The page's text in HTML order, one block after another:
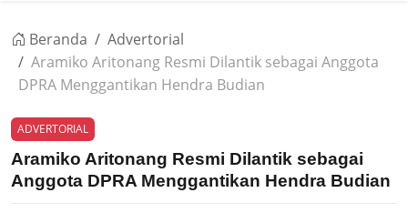
Beranda
Advertorial
Aramiko Aritonang Resmi Dilantik sebagai Anggota
DPRA Menggantikan Hendra Budian
ADVERTORIAL
Aramiko Aritonang Resmi Dilantik sebagai
Anggota DPRA Menggantikan Hendra Budian